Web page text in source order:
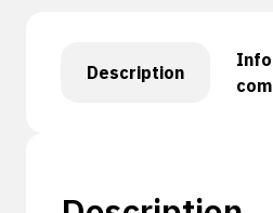
Description